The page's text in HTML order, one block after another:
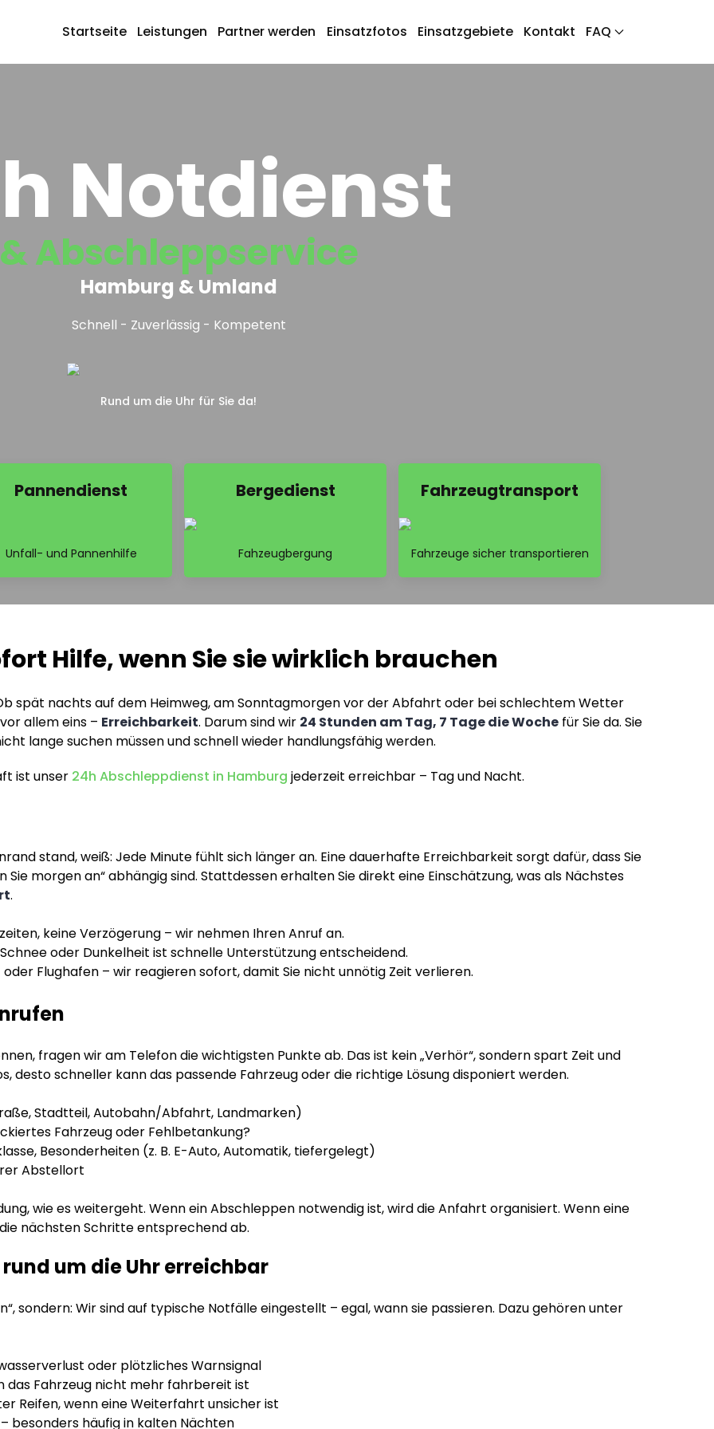
Startseite Leistungen Partner werden Einsatzfotos Einsatzgebiete Kontakt FAQ
Notdienst
Abschleppservice
Hamburg & Umland
Schnell - Zuverlässig - Kompetent
Rund um die Uhr für Sie da!
Pannendienst
Unfall- und Pannenhilfe
Bergedienst
Fahzeugbergung
Fahrzeugtransport
Fahrzeuge sicher transportieren
Hilfe, wenn Sie sie wirklich brauchen
spät nachts auf dem Heimweg, am Sonntagmorgen vor der Abfahrt oder bei schlechtem Wetter
allem eins – Erreichbarkeit. Darum sind wir 24 Stunden am Tag, 7 Tage die Woche für Sie da. Sie
lange suchen müssen und schnell wieder handlungsfähig werden.
ist unser 24h Abschleppdienst in Hamburg jederzeit erreichbar – Tag und Nacht.
stand, weiß: Jede Minute fühlt sich länger an. Eine dauerhafte Erreichbarkeit sorgt dafür, dass Sie
morgen an“ abhängig sind. Stattdessen erhalten Sie direkt eine Einschätzung, was als Nächstes
.
keine Verzögerung – wir nehmen Ihren Anruf an.
oder Dunkelheit ist schnelle Unterstützung entscheidend.
Flughafen – wir reagieren sofort, damit Sie nicht unnötig Zeit verlieren.
fragen wir am Telefon die wichtigsten Punkte ab. Das ist kein „Verhör“, sondern spart Zeit und
desto schneller kann das passende Fahrzeug oder die richtige Lösung disponiert werden.
Stadtteil, Autobahn/Abfahrt, Landmarken)
Fahrzeug oder Fehlbetankung?
Besonderheiten (z. B. E-Auto, Automatik, tiefergelegt)
Abstellort
wie es weitergeht. Wenn ein Abschleppen notwendig ist, wird die Anfahrt organisiert. Wenn eine
nächsten Schritte entsprechend ab.
um die Uhr erreichbar
sondern: Wir sind auf typische Notfälle eingestellt – egal, wann sie passieren. Dazu gehören unter
oder plötzliches Warnsignal
Fahrzeug nicht mehr fahrbereit ist
Reifen, wenn eine Weiterfahrt unsicher ist
besonders häufig in kalten Nächten